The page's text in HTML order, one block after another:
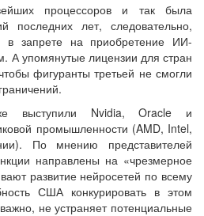
процессоров и так была
последних лет, следовательно,
в запрете на приобретение ИИ-
А упомянутые лицензии для стран
фигуранты третьей не смогли
выступили Nvidia, Oracle и
промышленности (AMD, Intel,
По мнению представителей
направлены на «чрезмерное
развитие нейросетей по всему
США конкурировать в этом
не устраняет потенциальные